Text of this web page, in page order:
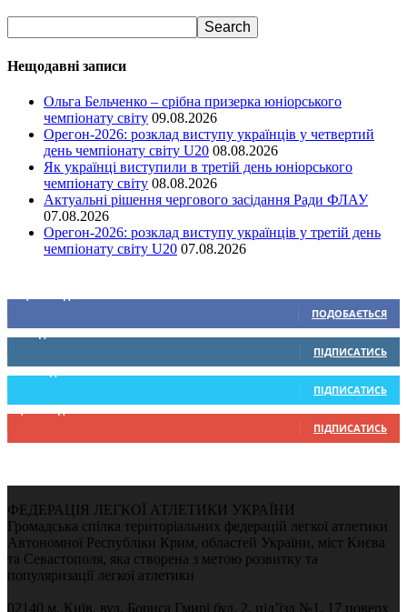
Нещодавні записи
Ольга Бельченко – срібна призерка юніорського
чемпіонату світу 09.08.2026
Орегон-2026: розклад виступу українців у четвертий
день чемпіонату світу U20 08.08.2026
Як українці виступили в третій день юніорського
чемпіонату світу 08.08.2026
Актуальні рішення чергового засідання Ради ФЛАУ
07.08.2026
Орегон-2026: розклад виступу українців у третій день
чемпіонату світу U20 07.08.2026
ПОДОБАЄТЬСЯ
0 Підписників
ПІДПИСАТИСЬ
234 Підписників
ПІДПИСАТИСЬ
9,370 Підписників
ПІДПИСАТИСЬ
ФЕДЕРАЦІЯ ЛЕГКОЇ АТЛЕТИКИ УКРАЇНИ
Громадська спілка територіальних федерацій легкої атлетики
Автономної Республіки Крим, областей України, міст Києва
та Севастополя, яка створена з метою розвитку та
популяризації легкої атлетики
02140 м. Київ, вул. Бориса Гмирі буд. 2, під’їзд №1, 17 поверх